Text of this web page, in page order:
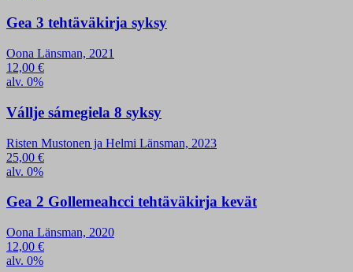
Gea 3 tehtäväkirja syksy
Oona Länsman, 2021
12,00 €
alv. 0%
Vállje sámegiela 8 syksy
Risten Mustonen ja Helmi Länsman, 2023
25,00 €
alv. 0%
Gea 2 Gollemeahcci tehtäväkirja kevät
Oona Länsman, 2020
12,00 €
alv. 0%